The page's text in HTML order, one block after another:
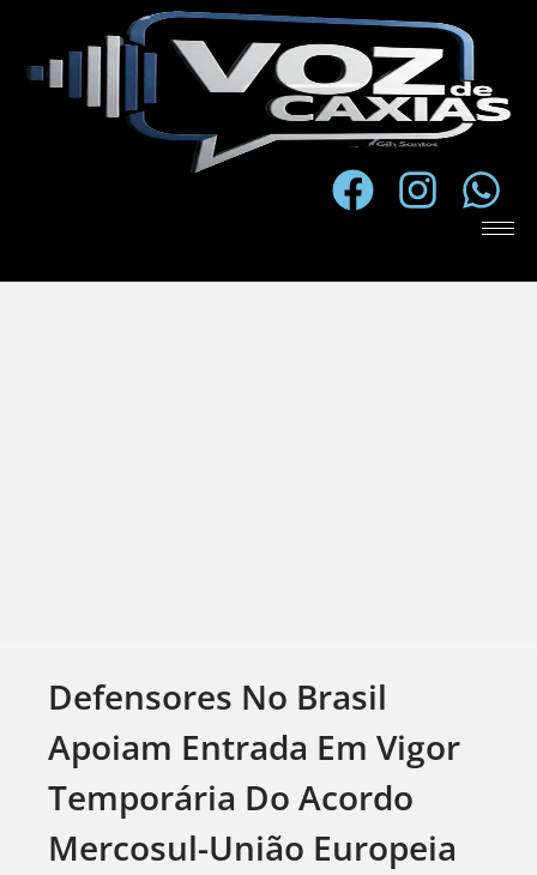
Defensores No Brasil
Apoiam Entrada Em Vigor
Temporária Do Acordo
Mercosul-União Europeia